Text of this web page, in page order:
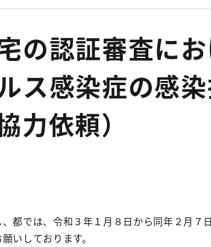
の認証審査に
ス感染症の感
力依頼）
都では、令和３年１月８日から同年２月７
いしております。